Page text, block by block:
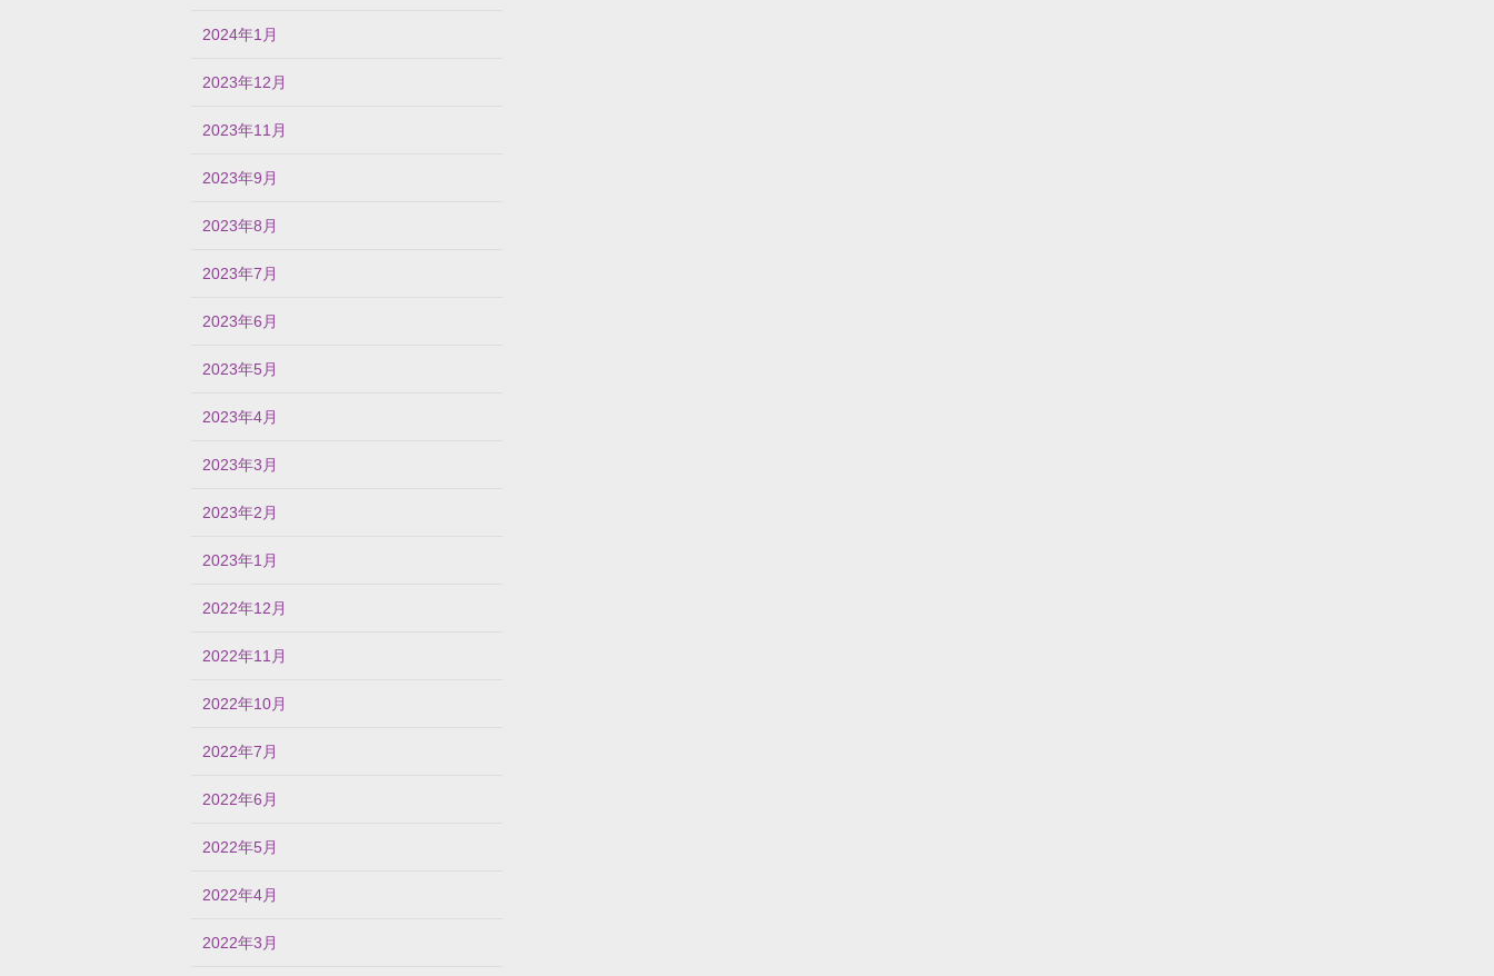
2024年1月
2023年12月
2023年11月
2023年9月
2023年8月
2023年7月
2023年6月
2023年5月
2023年4月
2023年3月
2023年2月
2023年1月
2022年12月
2022年11月
2022年10月
2022年7月
2022年6月
2022年5月
2022年4月
2022年3月